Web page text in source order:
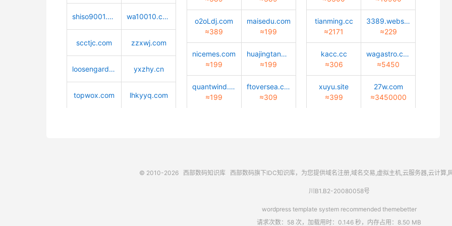
shiso9001.com wa10010.com
scctjc.com zzxwj.com
loosengarden.com yxzhy.cn
topwox.com lhkyyq.com
o2oLdj.com
≈389
maisedu.com
≈199
nicemes.com
≈199
huajingtang.top
≈199
quantwind.com
≈199
ftoversea.com
≈309
tianming.cc
≈2171
3389.website
≈229
kacc.cc
≈306
wagastro.com
≈5450
xuyu.site
≈399
27w.com
≈3450000
© 2010-2026 西部数码知识库 西部数码旗下IDC知识库，为您提供域名注册,域名交易,虚拟主机,云服务器,云计算,
川B1.B2-20080058号
wordpress template system recommended themebetter
请求次数：58 次，加载用时：0.146 秒，内存占用：8.50 MB